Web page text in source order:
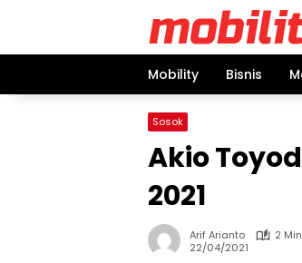
Mobility Bisnis
Sosok
Akio
2021
Arif Arianto
2
22/04/2021